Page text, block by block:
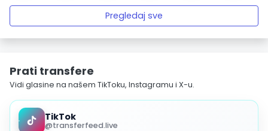
Pregledaj sve
Prati transfere
Vidi glasine na našem TikToku, Instagramu i X-u.
TikTok
@transferfeed.live